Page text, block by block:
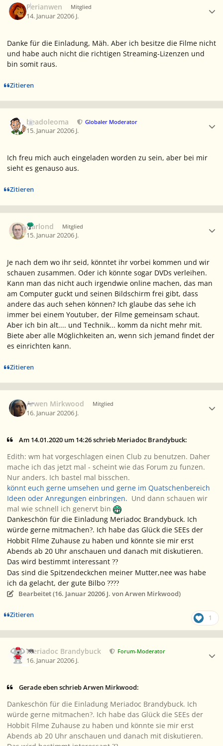
Perianwen Mitglied
14. Januar 20206 J.
Danke für die Einladung, Mäh. Aber ich besitze die Filme nicht
und habe auch nicht die richtigen Streaming-Lizenzen und
bin somit raus.
Zitieren
beadoleoma Globaler Moderator
15. Januar 20206 J.
Ich freu mich auch eingeladen worden zu sein, aber bei mir
sieht es genauso aus.
Zitieren
Garlond Mitglied
15. Januar 20206 J.
Je nach dem wo ihr seid, könntet ihr vorbei kommen und wir
schauen zusammen. Oder ich könnte sogar DVDs verleihen.
Kann man das nicht auch irgendwie online machen, das man
am Computer guckt und seinen Bildschirm frei gibt, dass
andere das auch sehen können? Ich glaube das sehe ich
immer bei einem Youtuber, der Filme gemeinsam schaut.
Aber ich bin alt.... und Technik... komm da nicht mehr mit.
Biete aber alle Möglichkeiten an, wenn sich jemand findet der
es einrichten kann.
Zitieren
Arwen Mirkwood Mitglied
16. Januar 20206 J.
Am ‎14‎.‎01‎.‎2020 um 14:26 schrieb Meriadoc Brandybuck:
Edith: wm hat vorgeschlagen einen Club zu benutzen. Daher
mache ich das jetzt mal - scheint wie das Forum zu funzen.
Nur anders. Ich bastel mal bisschen.
könnt euch gerne umsehen und gerne im Quatschenbereich
Ideen oder Anregungen einbringen. Und dann schauen wir
mal wie schnell ich genervt bin
Dankeschön für die Einladung Meriadoc Brandybuck. Ich
würde gerne mitmachen?. Ich habe das Glück die SEEs der
Hobbit Filme Zuhause zu haben und könnte sie mir erst
Abends ab 20 Uhr anschauen und danach mit diskutieren.
Das wird bestimmt interessant ??
Das sind die Spitzendeckchen meiner Mutter,nee was habe
ich da gelacht, der gute Bilbo ????
Bearbeitet (16. Januar 20206 J. von Arwen Mirkwood)
Zitieren 1
Meriadoc Brandybuck Forum-Moderator
16. Januar 20206 J.
Gerade eben schrieb Arwen Mirkwood:
Dankeschön für die Einladung Meriadoc Brandybuck. Ich
würde gerne mitmachen?. Ich habe das Glück die SEEs der
Hobbit Filme Zuhause zu haben und könnte sie mir erst
Abends ab 20 Uhr anschauen und danach mit diskutieren.